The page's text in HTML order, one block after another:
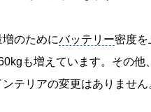
のためにバッテリー密度を
も増えています。その他
テリアの変更はありません